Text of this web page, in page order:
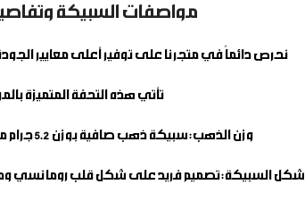
مواصفات السبيكة
نحرص دائماً في متجرنا على توفير أعلى معايير
تأتي هذه التحفة المتميزة
وزن الذهب:سبيكة ذهب صافية بوزن 5.2 جرام مصممة خصيصاً لتناسب الهدايا والادخار.
شكل السبيكة:تصميم فريد على شكل قلب رومانسي